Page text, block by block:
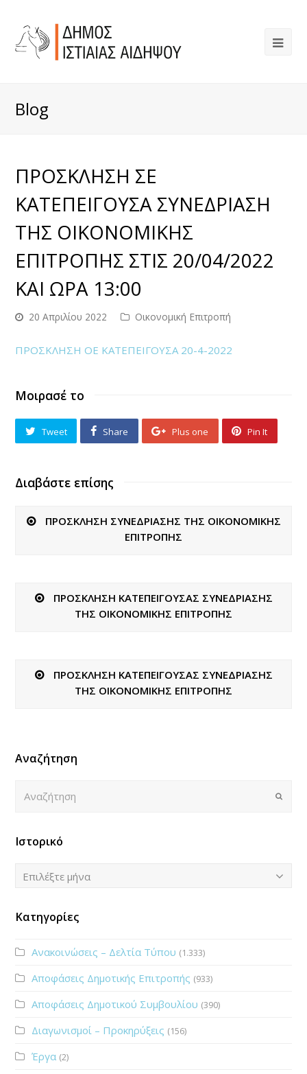
Blog
ΠΡΟΣΚΛΗΣΗ ΣΕ
ΚΑΤΕΠΕΙΓΟΥΣΑ ΣΥΝΕΔΡΙΑΣΗ
ΤΗΣ ΟΙΚΟΝΟΜΙΚΗΣ
ΕΠΙΤΡΟΠΗΣ ΣΤΙΣ 20/04/2022
ΚΑΙ ΩΡΑ 13:00
20 Απριλίου 2022 Οικονομική Επιτροπή
ΠΡΟΣΚΛΗΣΗ ΟΕ ΚΑΤΕΠΕΙΓΟΥΣΑ 20-4-2022
Μοιρασέ το
Tweet Share Plus one Pin It
Διαβάστε επίσης
ΠΡΟΣΚΛΗΣΗ ΣΥΝΕΔΡΙΑΣΗΣ ΤΗΣ ΟΙΚΟΝΟΜΙΚΗΣ
ΕΠΙΤΡΟΠΗΣ
ΠΡΟΣΚΛΗΣΗ ΚΑΤΕΠΕΙΓΟΥΣΑΣ ΣΥΝΕΔΡΙΑΣΗΣ
ΤΗΣ ΟΙΚΟΝΟΜΙΚΗΣ ΕΠΙΤΡΟΠΗΣ
ΠΡΟΣΚΛΗΣΗ ΚΑΤΕΠΕΙΓΟΥΣΑΣ ΣΥΝΕΔΡΙΑΣΗΣ
ΤΗΣ ΟΙΚΟΝΟΜΙΚΗΣ ΕΠΙΤΡΟΠΗΣ
Αναζήτηση
Submit
Ιστορικό
Ιστορικό
Επιλέξτε μήνα
Κατηγορίες
Ανακοινώσεις – Δελτία Τύπου (1.333)
Αποφάσεις Δημοτικής Επιτροπής (933)
Αποφάσεις Δημοτικού Συμβουλίου (390)
Διαγωνισμοί – Προκηρύξεις (156)
Έργα (2)